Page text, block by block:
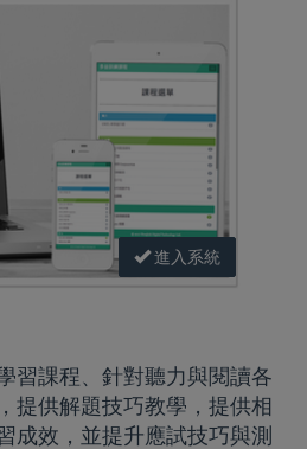
進入系統
習課程、針對聽力與閱讀各
提供解題技巧教學，提供相
成效，並提升應試技巧與測